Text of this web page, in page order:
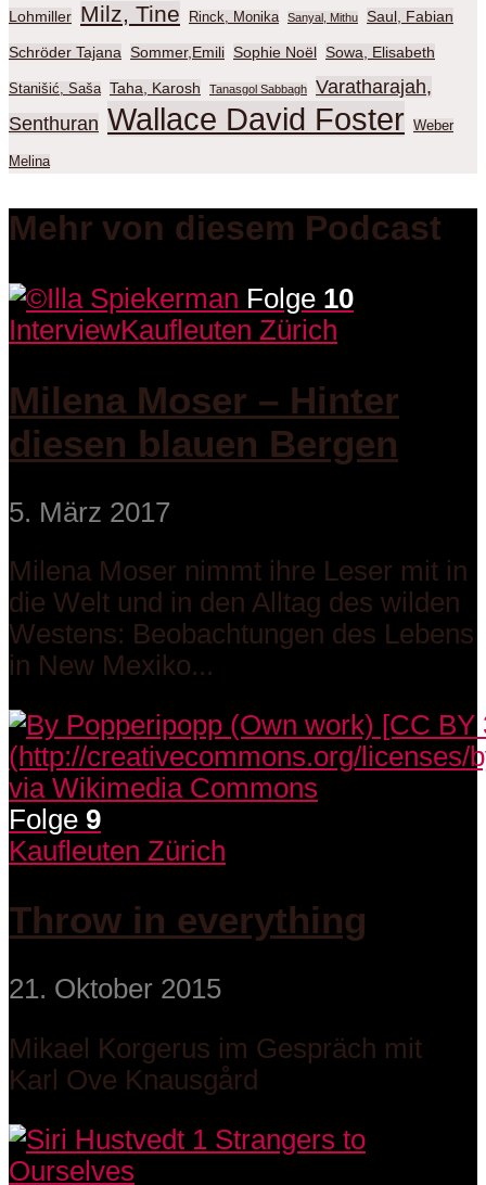
Lohmiller Milz, Tine Rinck, Monika Sanyal, Mithu Saul, Fabian
Schröder Tajana Sommer,Emili Sophie Noël Sowa, Elisabeth
Stanišić, Saša Taha, Karosh Tanasgol Sabbagh
Varatharajah,
Senthuran Wallace David Foster Weber
Melina
Mehr von diesem Podcast
Folge 10
InterviewKaufleuten Zürich
Milena Moser – Hinter
diesen blauen Bergen
5. März 2017
Milena Moser nimmt ihre Leser mit in
die Welt und in den Alltag des wilden
Westens: Beobachtungen des Lebens
in New Mexiko...
Folge 9
Kaufleuten Zürich
Throw in everything
21. Oktober 2015
Mikael Korgerus im Gespräch mit
Karl Ove Knausgård